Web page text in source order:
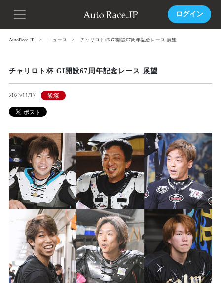
ログイン
AutoRace.JP ニュース チャリロト杯 GI開設67周年記念レース 展望
チャリロト杯 GI開設67周年記念レース 展望
2023/11/17 飯塚